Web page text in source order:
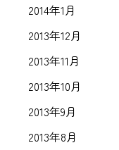
2014年1月
2013年12月
2013年11月
2013年10月
2013年9月
2013年8月